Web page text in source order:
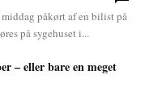
påkørt af en bilist på
på sygehuset i...
– eller bare en meget